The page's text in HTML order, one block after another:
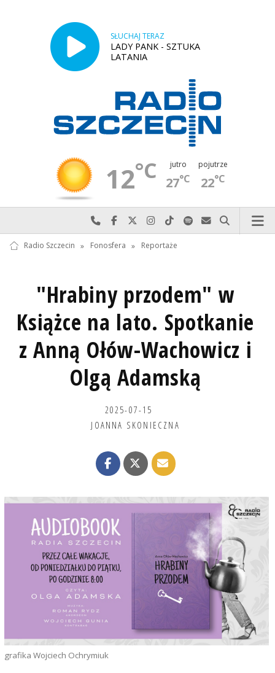
SŁUCHAJ TERAZ
LADY PANK - SZTUKA
LATANIA
12°C jutro
27°C
pojutrze
22°C
Najlepiej po prostu do nas zadzwoń
Odwiedź nas na Facebook-u
Odwiedź nas na X
Odwiedź nas na Instagram-ie
Odwiedź nas na TikTok-u
Szukaj nas na Spotify
Wyślij do nas
Szukaj
Radio Szczecin » Fonosfera » Reportaże
"Hrabiny przodem" w
Książce na lato. Spotkanie
z Anną Ołów-Wachowicz i
Olgą Adamską
2025-07-15
JOANNA SKONIECZNA
grafika Wojciech Ochrymiuk